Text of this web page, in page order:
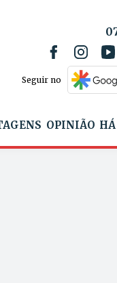
Seguir no
OPINIÃO